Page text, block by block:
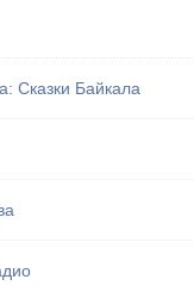
Сказки Байкала